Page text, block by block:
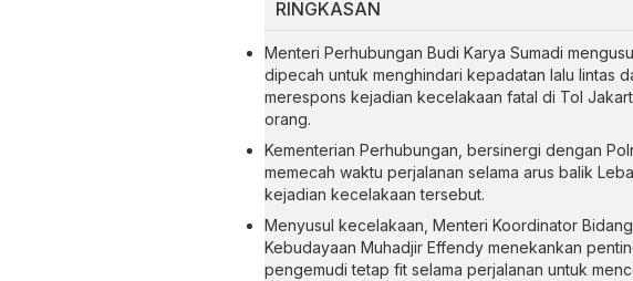
RINGKASAN
Menteri Perhubungan Budi Karya Sumadi
dipecah untuk menghindari kepadatan lalu lintas
merespons kejadian kecelakaan fatal di Tol
orang.
Kementerian Perhubungan, bersinergi dengan
memecah waktu perjalanan selama arus balik
kejadian kecelakaan tersebut.
Menyusul kecelakaan, Menteri Koordinator
Kebudayaan Muhadjir Effendy menekankan
pengemudi tetap fit selama perjalanan untuk